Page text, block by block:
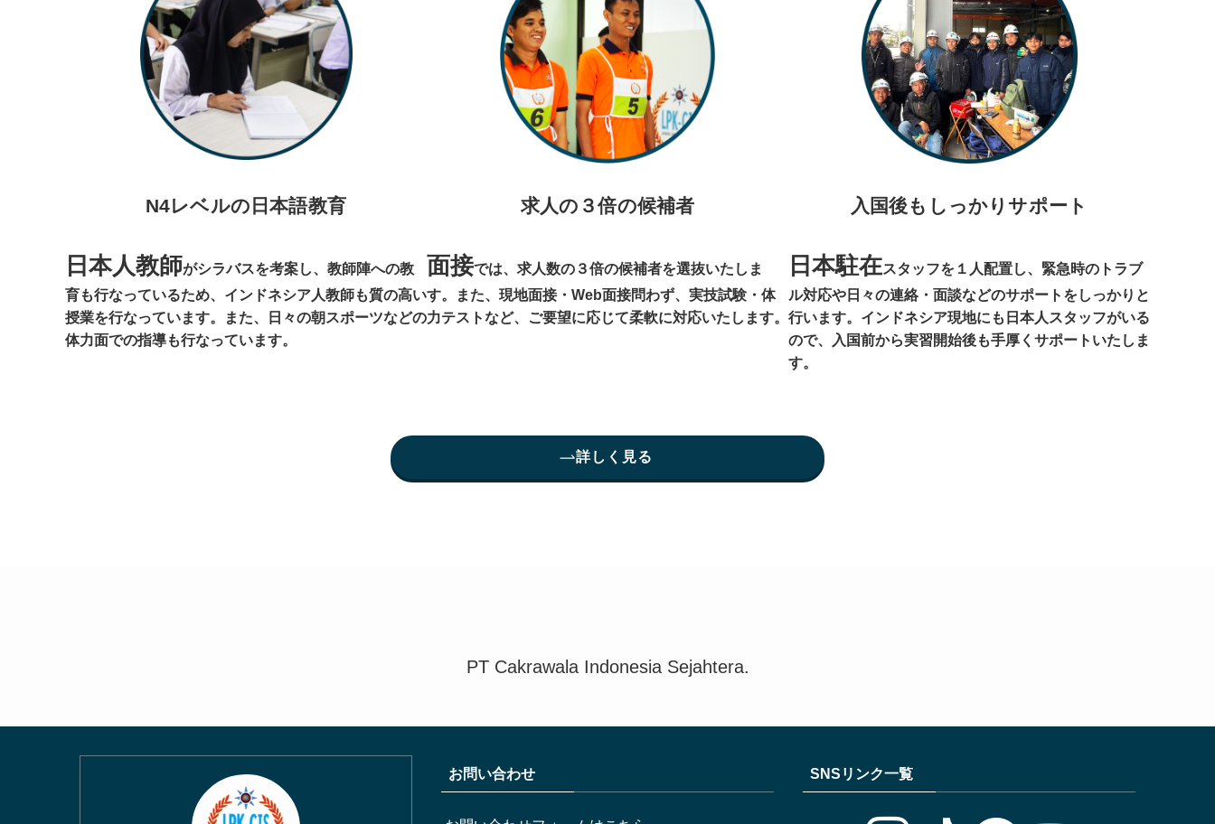
N4レベルの日本語教育 求人の３倍の候補者 入国後もしっかりサポート
日本人教師がシラバスを考案し、教師陣への教
育も行なっているため、インドネシア人教師も質の高い
授業を行なっています。また、日々の朝スポーツなどの
体力面での指導も行なっています。
面接では、求人数の３倍の候補者を選抜いたしま
す。また、現地面接・Web面接問わず、実技試験・体
力テストなど、ご要望に応じて柔軟に対応いたします。
日本駐在スタッフを１人配置し、緊急時のトラブ
ル対応や日々の連絡・面談などのサポートをしっかりと
行います。インドネシア現地にも日本人スタッフがいる
ので、入国前から実習開始後も手厚くサポートいたしま
す。
詳しく見る
PT Cakrawala Indonesia Sejahtera.
お問い合わせ SNSリンク一覧